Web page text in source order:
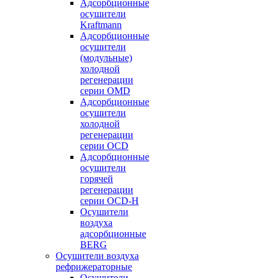
Адсорбционные
осушители
Kraftmann
Адсорбционные
осушители
(модульные)
холодной
регенерации
серии OMD
Адсорбционные
осушители
холодной
регенерации
серии OCD
Адсорбционные
осушители
горячей
регенерации
серии OСD-H
Осушители
воздуха
адсорбционные
BERG
Осушители воздуха
рефрижераторные